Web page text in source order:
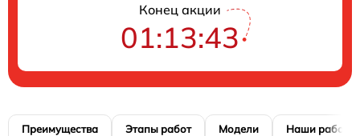
Конец акции
01:13:41
Преимущества Этапы работ Модели Наши работы